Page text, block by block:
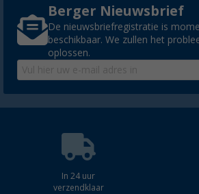
Berger Nieuwsbrief
De nieuwsbriefregistratie is
beschikbaar. We zullen het
oplossen.
In 24 uur
verzendklaar